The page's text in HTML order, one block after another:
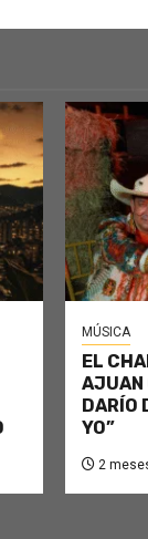
MÚSICA
EL
AJUAN
DARÍO
YO”
2